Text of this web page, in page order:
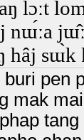
lɔ̀ːt lom
nɯ́ːa
hâj sɯ̀k
buri pen
mak